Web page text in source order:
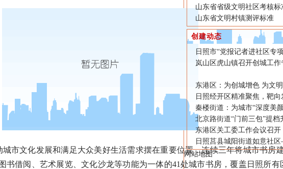
文化发展和满足大众美好生活需求摆在重要位置，连续三年将城市书房
书借阅、艺术展览、文化沙龙等功能为一体的41处城市书房，覆盖日照所有
山东省省级文明社区考核标
山东省文明村镇测评标准
创建动态
日照市“党报记者进社区专
岚山区虎山镇召开创城工作
东港区：为创城增色 为文
日照经开区精准聚焦，靶
秦楼街道：为城市“深度美
北京路街道“门前三包”提档
东港区关工委工作会议召开
日照莒县城阳街道如意社
网站地图